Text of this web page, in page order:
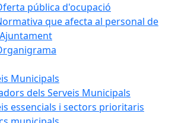
pública d'ocupació
que afecta al personal de
Municipals
dels Serveis Municipals
essencials i sectors prioritaris